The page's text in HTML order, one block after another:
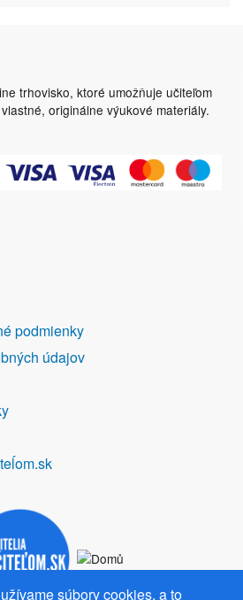
trhovisko, ktoré umožňuje učiteľom
originálne výukové materiály.
súbory cookies, a to
podmienky
údajov